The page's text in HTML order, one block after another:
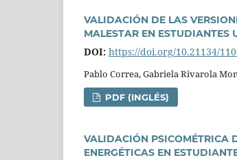
VALIDACIÓN DE LAS
MALESTAR EN ESTUDIANTES
DOI: https://doi.org/10.21134/
Pablo Correa, Gabriela Rivarola
PDF (INGLÉS)
VALIDACIÓN PSICOMÉTRICA
ENERGÉTICAS EN